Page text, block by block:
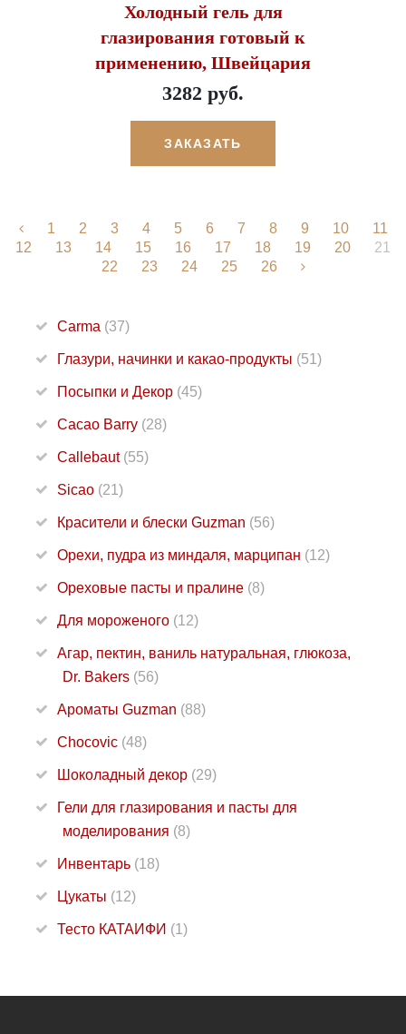
Холодный гель для
глазирования готовый к
применению, Швейцария
3282 руб.
ЗАКАЗАТЬ
1 2 3 4 5 6 7 8 9 10
11
12
13 14 15 16 17 18 19 20
21
22
23 24 25 26
Carma (37)
Глазури, начинки и какао-продукты (51)
Посыпки и Декор (45)
Cacao Barry (28)
Callebaut (55)
Sicao (21)
Красители и блески Guzman (56)
Орехи, пудра из миндаля, марципан (12)
Ореховые пасты и пралине (8)
Для мороженого (12)
Агар, пектин, ваниль натуральная, глюкоза,
Dr. Bakers (56)
Ароматы Guzman (88)
Chocovic (48)
Шоколадный декор (29)
Гели для глазирования и пасты для
моделирования (8)
Инвентарь (18)
Цукаты (12)
Тесто КАТАИФИ (1)